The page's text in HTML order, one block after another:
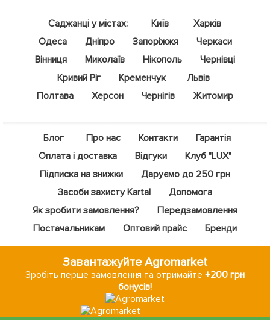
Саджанці у містах: Київ
Харків
Одеса
Дніпро Запоріжжя
Черкаси
Вінниця
Миколаїв Нікополь
Чернівці
Кривий Ріг
Кременчук
Львів
Полтава
Херсон Чернігів Житомир
Блог Про нас Контакти
Гарантія
Оплата і доставка
Відгуки
Клуб "LUX"
Підписка на знижки
Даруємо до 250 грн
Засоби захисту Kartal
Допомога
Як зробити замовлення?
Передзамовлення
Постачальникам
Оптовий прайс Бренди
Завантажуйте Agromarket
Зробіть перше замовлення та отримайте+200 грн
бонусів!